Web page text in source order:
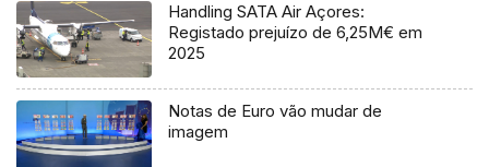
Handling SATA Air Açores:
Registado prejuízo de 6,25M€ em
2025
Notas de Euro vão mudar de
imagem